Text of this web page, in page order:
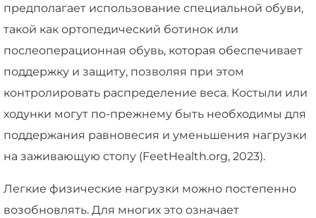
предполагает использование специальной обуви,
такой как ортопедический ботинок или
послеоперационная обувь, которая обеспечивает
поддержку и защиту, позволяя при этом
контролировать распределение веса. Костыли или
ходунки могут по-прежнему быть необходимы для
поддержания равновесия и уменьшения нагрузки
на заживающую стопу (FeetHealth.org, 2023).
Легкие физические нагрузки можно постепенно
возобновлять. Для многих это означает